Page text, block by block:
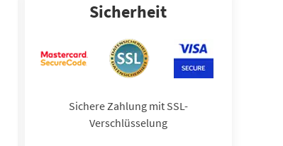
Sicherheit
Sichere Zahlung mit SSL-
Verschlüsselung